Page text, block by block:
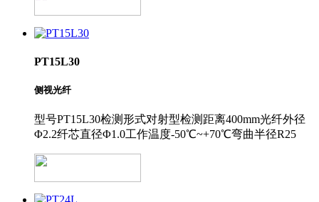
PT15L30
侧视光纤
型号PT15L30检测形式对射型检测距离400mm光纤外径
Φ2.2纤芯直径Φ1.0工作温度-50℃~+70℃弯曲半径R25